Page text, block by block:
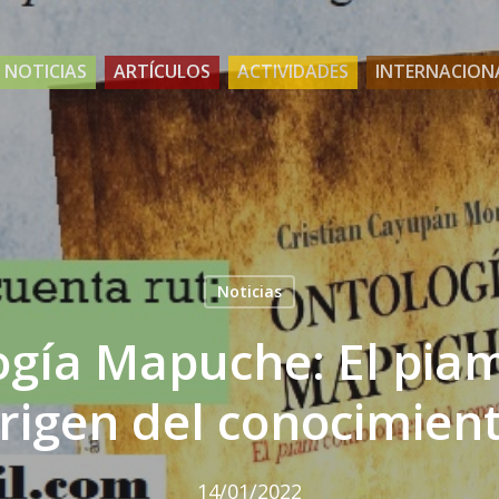
NOTICIAS ARTÍCULOS ACTIVIDADES
Noticias
Mapuche: El
del
14/01/2022